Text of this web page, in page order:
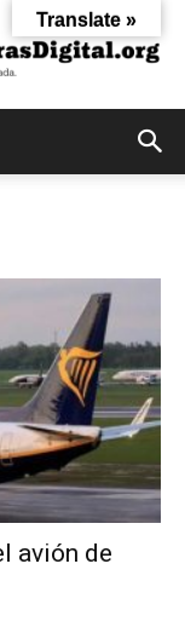
avión de
Translate »